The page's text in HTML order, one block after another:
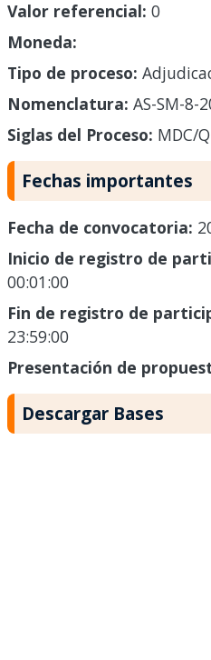
Valor referencial: 0
Moneda:
Tipo de proceso:
Nomenclatura: AS-SM-8-
Siglas del Proceso: MDC/
Fechas importantes
Fecha de convocatoria:
Inicio de registro de
00:01:00
Fin de registro de
23:59:00
Presentación de
Descargar Bases